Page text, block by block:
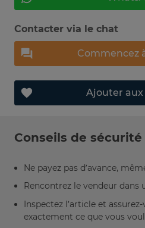
Contacter via le chat
Commencez
Ajouter aux
Conseils de sécurité
Ne payez pas d’avance,
Rencontrez le vendeur dans
Inspectez l’article et assurez-
exactement ce que vous